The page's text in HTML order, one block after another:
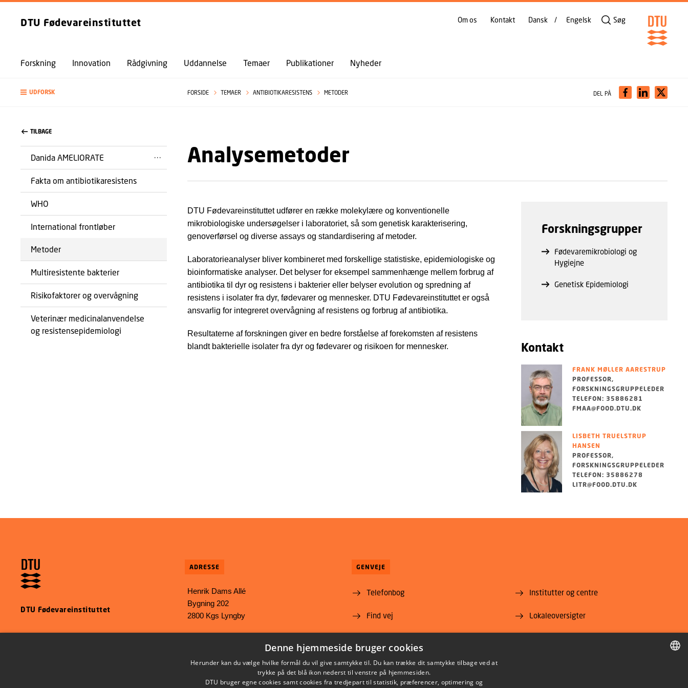
GÅ TIL PRIMÆRT INDHOLD (TRYK ENTER).
DTU Fødevareinstituttet
Forskning Innovation Rådgivning Uddannelse Temaer Publikationer Nyheder
Om os Kontakt Dansk Engelsk Søg
UDFORSK FORSIDE TEMAER ANTIBIOTIKARESISTENS METODER DEL PÅ
TILBAGE
Danida AMELIORATE
Fakta om antibiotikaresistens
WHO
International frontløber
Metoder
Multiresistente bakterier
Risikofaktorer og overvågning
Veterinær medicinalanvendelse
og resistensepidemiologi
Analysemetoder
DTU Fødevareinstituttet udfører en række molekylære og konventionelle
mikrobiologiske undersøgelser i laboratoriet, så som genetisk karakterisering,
genoverførsel og diverse assays og standardisering af metoder.
Laboratorieanalyser bliver kombineret med forskellige statistiske, epidemiologiske og
bioinformatiske analyser. Det belyser for eksempel sammenhænge mellem forbrug af
antibiotika til dyr og resistens i bakterier eller belyser evolution og spredning af
resistens i isolater fra dyr, fødevarer og mennesker. DTU Fødevareinstituttet er også
ansvarlig for integreret overvågning af resistens og forbrug af antibiotika.
Resultaterne af forskningen giver en bedre forståelse af forekomsten af resistens
blandt bakterielle isolater fra dyr og fødevarer og risikoen for mennesker.
Forskningsgrupper
Fødevaremikrobiologi og
Hygiejne
Genetisk Epidemiologi
Kontakt
FRANK MØLLER AARESTRUP
PROFESSOR,
FORSKNINGSGRUPPELEDER
TELEFON: 35886281
FMAA@FOOD.DTU.DK
LISBETH TRUELSTRUP
HANSEN
PROFESSOR,
FORSKNINGSGRUPPELEDER
TELEFON: 35886278
LITR@FOOD.DTU.DK
DTU Fødevareinstituttet
ADRESSE
Henrik Dams Allé
Bygning 202
2800 Kgs Lyngby
Phone: +45 35 88 70 00
GENVEJE
Telefonbog
Find vej
Abonnér på Nyt fra DTU
Fødevareinstituttet
Institutter og centre
Lokaleoversigter
Denne hjemmeside bruger cookies
Herunder kan du vælge hvilke formål du vil give samtykke til. Du kan trække dit samtykke tilbage ved at
trykke på det blå ikon nederst til venstre på hjemmesiden.
DTU bruger egne cookies samt cookies fra tredjepart til statistik, præferencer, optimering og